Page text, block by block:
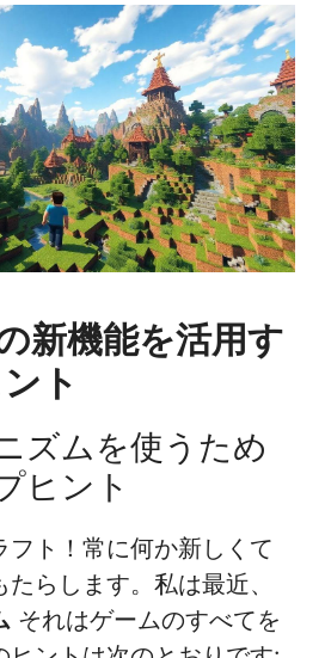
新機能を活用す
ト
ズムを使うため
ヒント
フト！常に何か新しくて
らします。私は最近、
それはゲームのすべてを